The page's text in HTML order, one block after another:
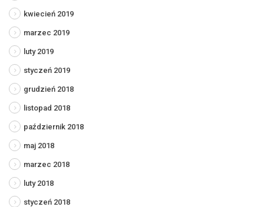
kwiecień 2019
marzec 2019
luty 2019
styczeń 2019
grudzień 2018
listopad 2018
październik 2018
maj 2018
marzec 2018
luty 2018
styczeń 2018